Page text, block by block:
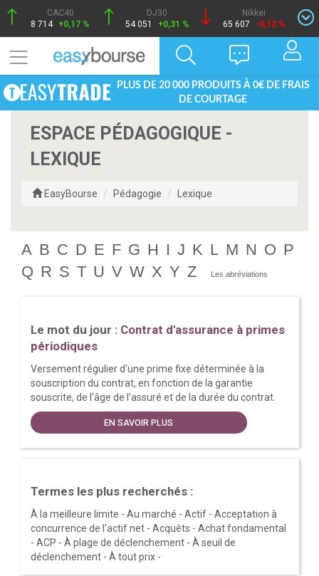
CAC40
8 714 +0,17 %
DJ30
54 051
+0,31 %
Nikkei
65 607
-0,12 %
PLUS DE 20 000 PRODUITS À 0€ DE FRAIS
DE COURTAGE
ESPACE PÉDAGOGIQUE -
LEXIQUE
EasyBourse Pédagogie Lexique
A B C D E F G H I J K L M N O P
Q R S T U V W X Y Z Les abréviations
Le mot du jour : Contrat d'assurance à primes
périodiques
Versement régulier d'une prime fixe déterminée à la
souscription du contrat, en fonction de la garantie
souscrite, de l'âge de l'assuré et de la durée du contrat.
EN SAVOIR PLUS
Termes les plus recherchés :
À la meilleure limite - Au marché - Actif- Acceptation à
concurrence de l'actif net- Acquêts - Achat fondamental
- ACP - À plage de déclenchement- À seuil de
déclenchement- À tout prix-